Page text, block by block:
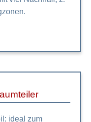
ideal zum